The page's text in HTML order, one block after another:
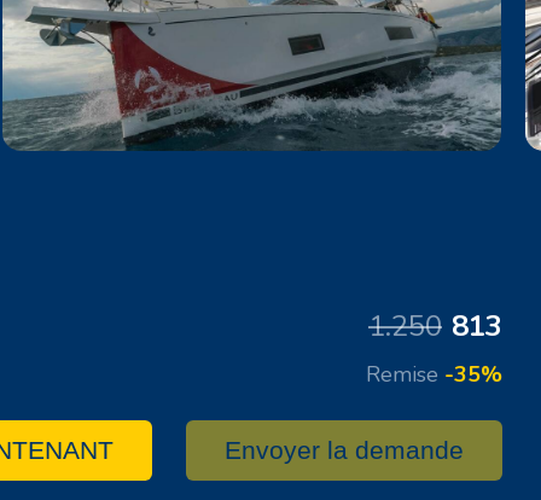
1.250 813
Remise -35%
Envoyer la demande